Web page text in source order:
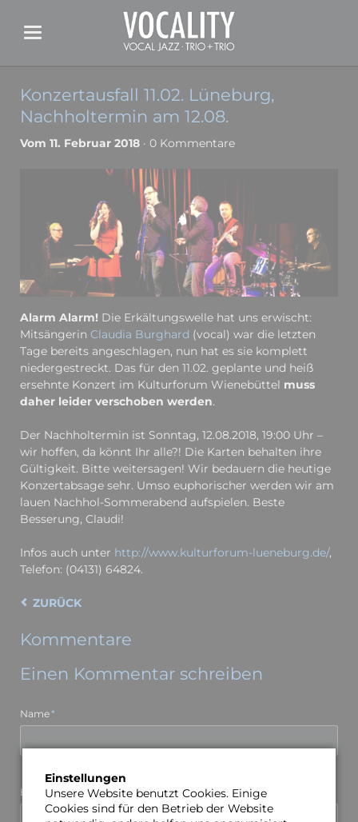
Konzertausfall 11.02. Lüneburg,
Nachholtermin am 12.08.
Vom 11. Februar 2018· 0 Kommentare
Alarm Alarm!Die Erkältungswelle hat uns erwischt:
Mitsängerin Claudia Burghard (vocal) war die letzten
Tage bereits angeschlagen, nun hat es sie komplett
nieder­gestreckt. Das für den 11.02. geplante und heiß
ersehnte Konzert im Kultur­forum Wiene­büttel muss
daher leider verschoben werden.
Der Nachholtermin ist Sonntag, 12.08.2018, 19:00 Uhr –
wir hoffen, da könnt Ihr alle?! Die Karten behalten ihre
Gültig­keit. Bitte weiter­sagen! Wir bedauern die heutige
Konzert­absage sehr. Umso euphorischer werden wir am
lauen Nachhol-Sommer­abend aufspielen. Beste
Besserung, Claudi!
Infos auch unter http://www.kulturforum-lueneburg.de/,
Telefon: (04131) 64824.
ZURÜCK
Kommentare
Einen Kommentar schreiben
Pflichtfeld
Name*
Pflichtfeld
E-Mail (wird nicht veröffentlicht)*
Einstellungen
Unsere Website benutzt Cookies. Einige
Cookies sind für den Betrieb der Website